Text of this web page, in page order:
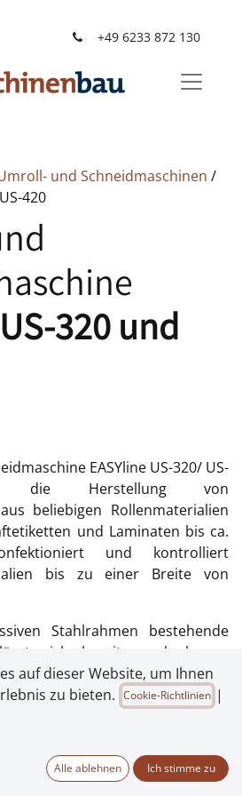
+49 6233 872 130
und Schneidmaschinen /
420
320 und
EASYline US-320/ US-
die Herstellung von
beliebigen Rollenmaterialien
und Laminaten bis ca.
und kontrolliert
bis zu einer Breite von
Stahlrahmen bestehende
sich bereits nach kurzer
problemlos bediene. Die
elektronisch geregelt werde.
voreingestellten Anzahl von
auf dieser Website, um Ihnen
zu bieten. Cookie-Richtlinien |
Alle ablehnen Ich stimme zu